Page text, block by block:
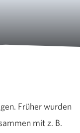
Früher wurden
mit z. B.